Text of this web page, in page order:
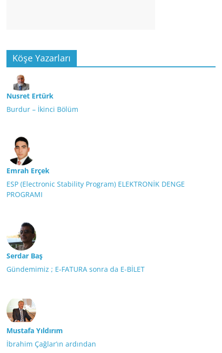
Köşe Yazarları
Nusret Ertürk
Burdur – İkinci Bölüm
Emrah Erçek
ESP (Electronic Stability Program) ELEKTRONİK DENGE
PROGRAMI
Serdar Baş
Gündemimiz ; E-FATURA sonra da E-BİLET
Mustafa Yıldırım
İbrahim Çağlar’ın ardından